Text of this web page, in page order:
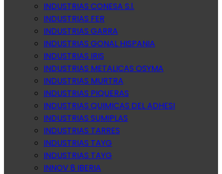
INDUSTRIAS CONESA S.l.
INDUSTRIAS FER
INDUSTRIAS GARRA
INDUSTRIAS GONAL HISPANIA
INDUSTRIAS IRIS
INDUSTRIAS METALICAS OSYMA
INDUSTRIAS MURTRA
INDUSTRIAS PIQUERAS
INDUSTRIAS QUIMICAS DEL ADHESI
INDUSTRIAS SUMIPLAS
INDUSTRIAS TARRES
INDUSTRIAS TAYG
INDUSTRIAS TAYG
INNOV 8 IBERIA